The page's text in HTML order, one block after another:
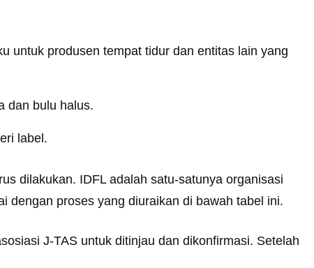
untuk produsen tempat tidur dan entitas lain yang
dan bulu halus.
label.
dilakukan. IDFL adalah satu-satunya organisasi
dengan proses yang diuraikan di bawah tabel ini.
J-TAS untuk ditinjau dan dikonfirmasi. Setelah